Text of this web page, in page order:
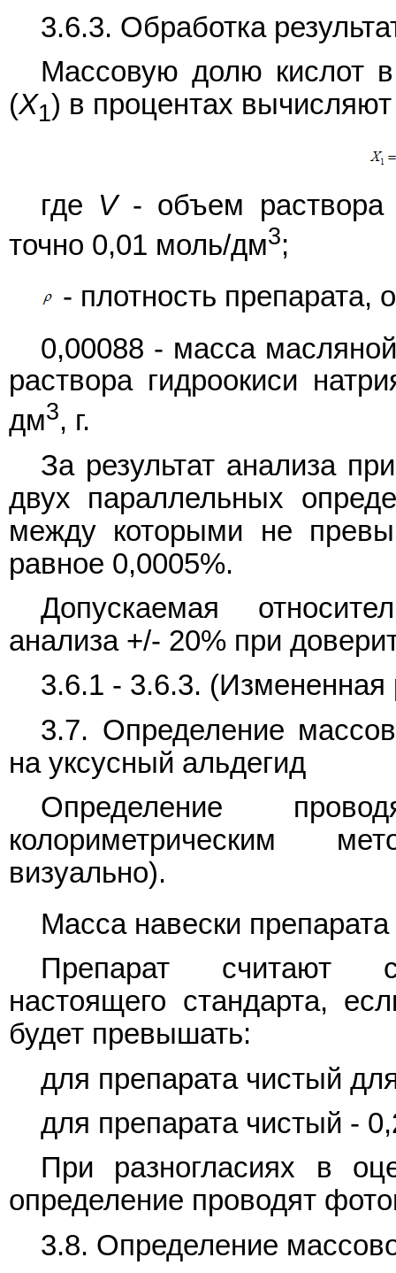
3.6.3. Обработка
Массовую долю кислот
(X1) в процентах
где V- объем раствора
точно 0,01 моль/дм3;
- плотность препарата,
0,00088 - масса
раствора гидроокиси
дм3, г.
За результат анализа
двух параллельных
между которыми не
равное 0,0005%.
Допускаемая
анализа +/- 20% при
3.6.1 - 3.6.3.
3.7. Определение
на уксусный альдегид
Определение
колориметрическим
визуально).
Масса навески
Препарат считают
настоящего стандарта,
будет превышать:
для препарата чистый
для препарата чистый -
При разногласиях в
определение проводят
3.8. Определение